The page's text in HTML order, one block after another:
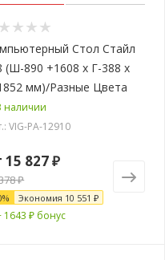
Стол Стайл
890 +1608 x Г-388 x
мм)/Разные Цвета
наличии
VIG-PA-12910
15 827 ₽
₽
% Экономия 10 551 ₽
1643 ₽ бонус